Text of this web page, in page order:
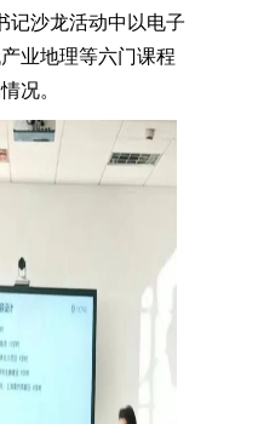
记沙龙活动中以电子
业地理等六门课程
况。